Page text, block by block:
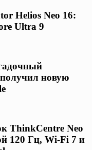
Helios Neo 16:
Ultra 9
новую
ThinkCentre Neo
120 Гц, Wi-Fi 7 и